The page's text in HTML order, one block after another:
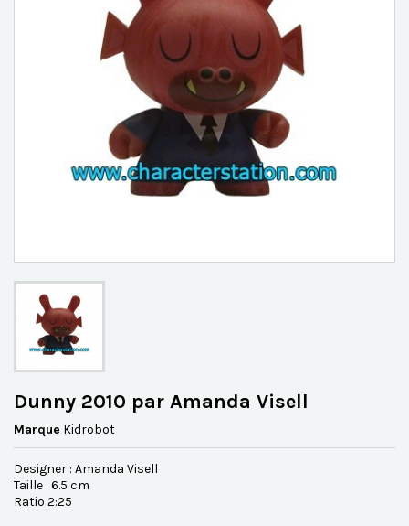
Dunny 2010 par Amanda Visell
Marque Kidrobot
Designer : Amanda Visell
Taille : 6.5 cm
Ratio 2:25